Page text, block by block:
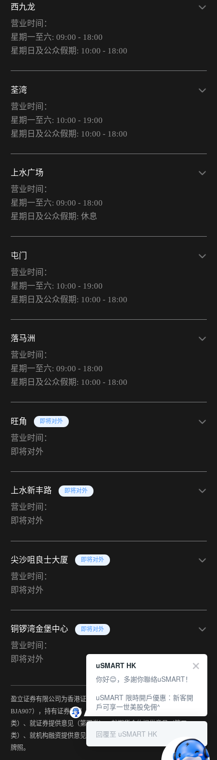
西九龙
营业时间：
星期一至六: 09:00 - 18:00
星期日及公众假期: 10:00 - 18:00
荃湾
营业时间：
星期一至六: 10:00 - 19:00
星期日及公众假期: 10:00 - 18:00
上水广场
营业时间：
星期一至六: 09:00 - 18:00
星期日及公众假期: 休息
屯门
营业时间：
星期一至六: 10:00 - 19:00
星期日及公众假期: 10:00 - 18:00
落马洲
营业时间：
星期一至六: 09:00 - 18:00
星期日及公众假期: 10:00 - 18:00
旺角 即将对外
营业时间：
即将对外
上水新丰路 即将对外
营业时间：
即将对外
尖沙咀良士大厦 即将对外
营业时间：
即将对外
铜锣湾金堡中心 即将对外
营业时间：
即将对外
盈立证券有限公司为香港证监会持牌法团（中央编号：
BJA907），持有证券交易（第一类）、期货合约交易（第二
类）、就证券提供意见（第四类）、就期货合约提供意见（第五
类）、就机构融资提供意见（第六类）及提供资产管理（第九类）
牌照。
uSMART HK
你好😊，多謝你聯絡uSMART！
uSMART 限時開戶優惠︰新客開
戶可享一世美股免佣^
回覆至 uSMART HK